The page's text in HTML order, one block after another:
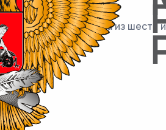
три верных ответа из шести